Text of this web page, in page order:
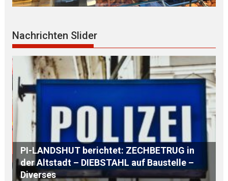
Nachrichten Slider
AUSTAUSCH mit einem G L O B A L Player
aus der REGION